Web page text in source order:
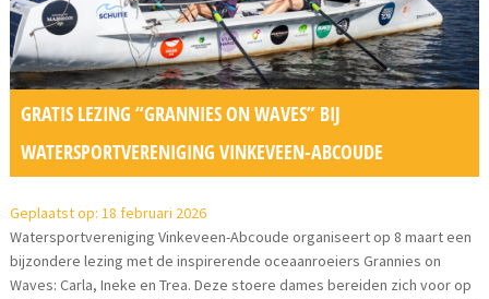
GRATIS LEZING “GRANNIES ON WAVES” BIJ
WATERSPORTVERENIGING VINKEVEEN-ABCOUDE
Geplaatst op: 18 februari 2026
Watersportvereniging Vinkeveen-Abcoude organiseert op 8 maart een
bijzondere lezing met de inspirerende oceaanroeiers Grannies on
Waves: Carla, Ineke en Trea. Deze stoere dames bereiden zich voor op